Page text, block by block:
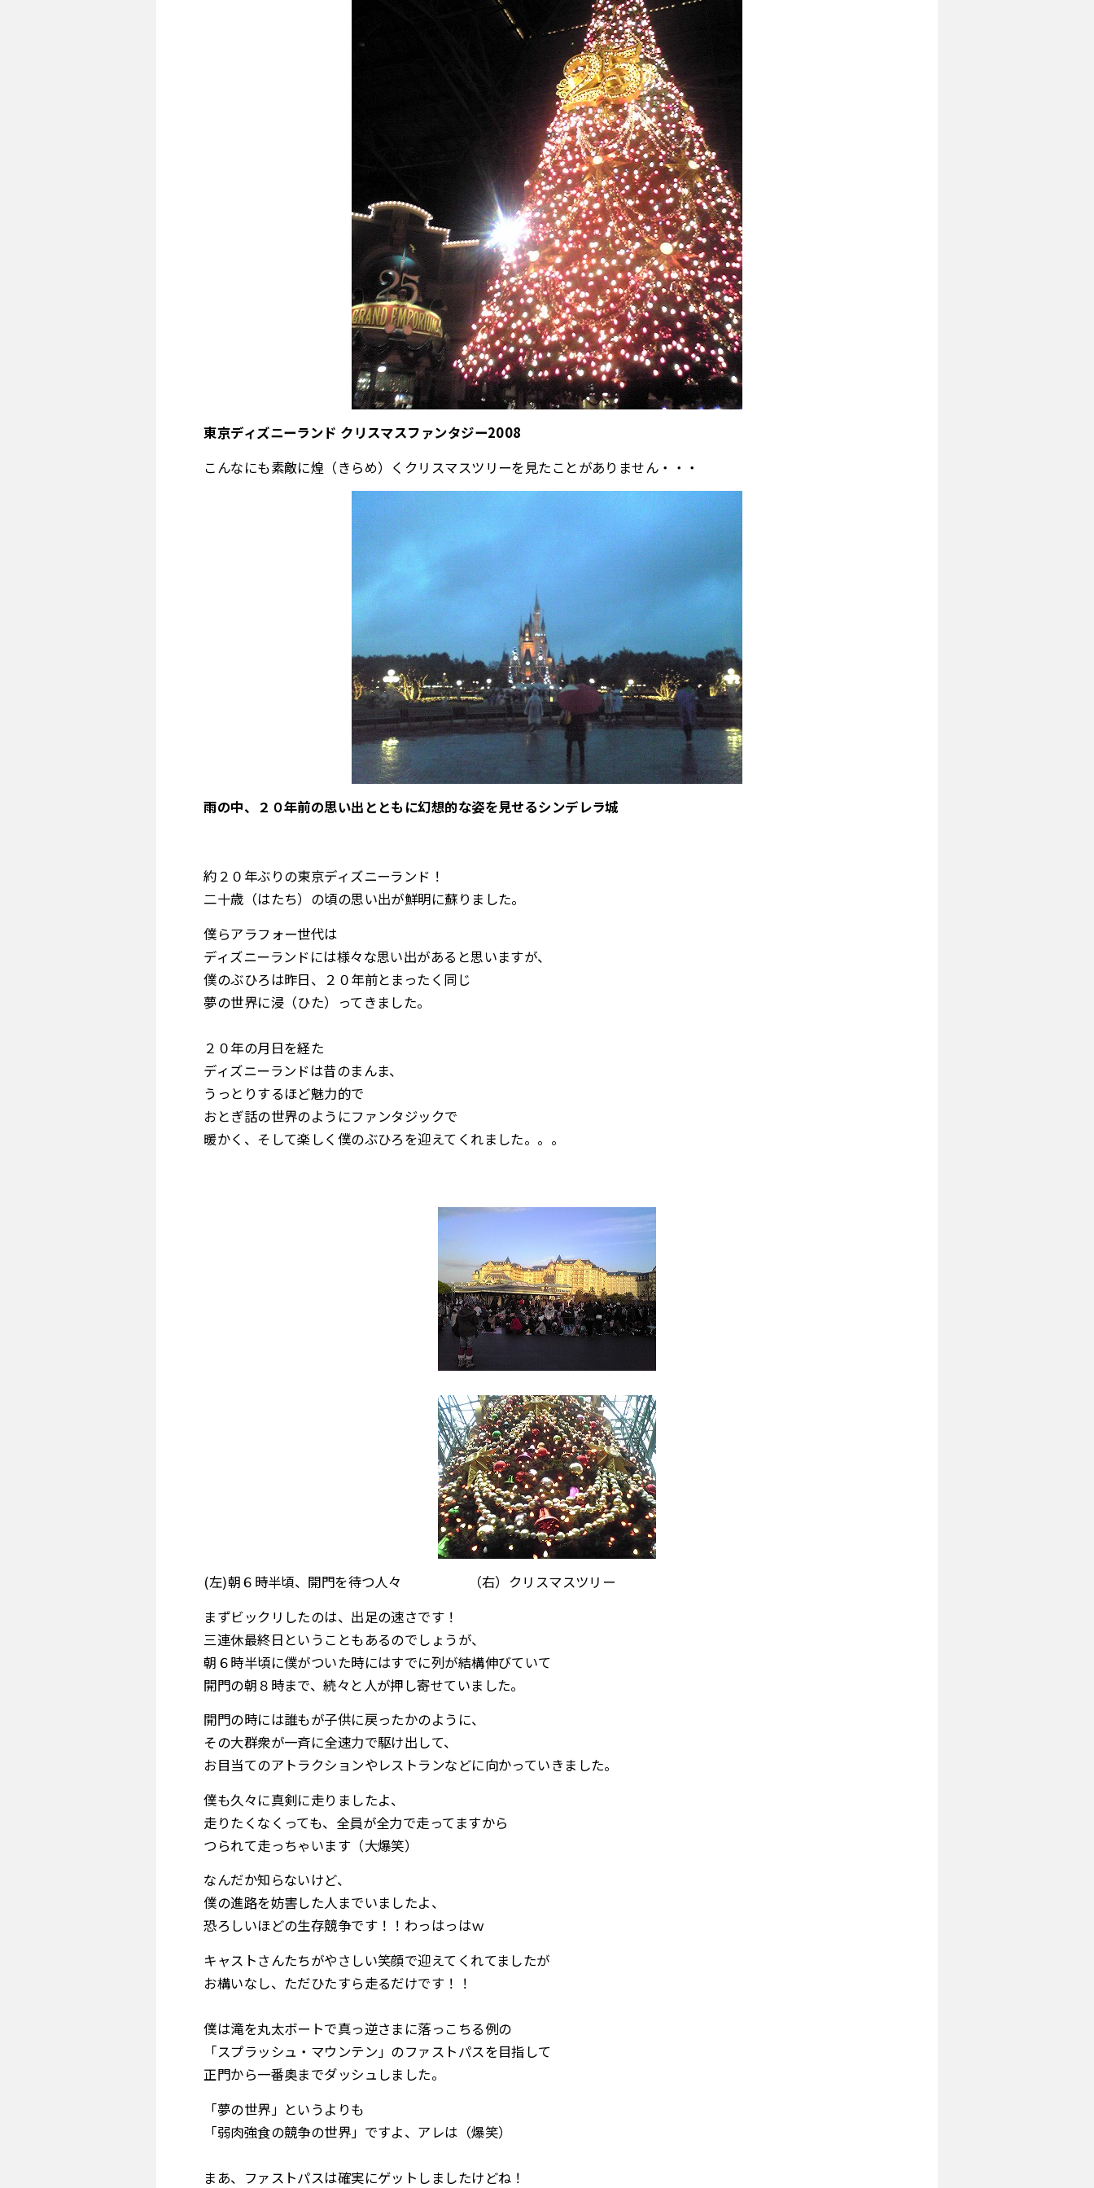
東京ディズニーランド クリスマスファンタジー2008
こんなにも素敵に煌（きらめ）くクリスマスツリーを見たことがありません・・・
雨の中、２０年前の思い出とともに幻想的な姿を見せるシンデレラ城
約２０年ぶりの東京ディズニーランド！
二十歳（はたち）の頃の思い出が鮮明に蘇りました。
僕らアラフォー世代は
ディズニーランドには様々な思い出があると思いますが、
僕のぶひろは昨日、２０年前とまったく同じ
夢の世界に浸（ひた）ってきました。
２０年の月日を経た
ディズニーランドは昔のまんま、
うっとりするほど魅力的で
おとぎ話の世界のようにファンタジックで
暖かく、そして楽しく僕のぶひろを迎えてくれました。。。
(左)朝６時半頃、開門を待つ人々 （右）クリスマスツリー
まずビックリしたのは、出足の速さです！
三連休最終日ということもあるのでしょうが、
朝６時半頃に僕がついた時にはすでに列が結構伸びていて
開門の朝８時まで、続々と人が押し寄せていました。
開門の時には誰もが子供に戻ったかのように、
その大群衆が一斉に全速力で駆け出して、
お目当てのアトラクションやレストランなどに向かっていきました。
僕も久々に真剣に走りましたよ、
走りたくなくっても、全員が全力で走ってますから
つられて走っちゃいます（大爆笑）
なんだか知らないけど、
僕の進路を妨害した人までいましたよ、
恐ろしいほどの生存競争です！！わっはっはｗ
キャストさんたちがやさしい笑顔で迎えてくれてましたが
お構いなし、ただひたすら走るだけです！！
僕は滝を丸太ボートで真っ逆さまに落っこちる例の
「スプラッシュ・マウンテン」のファストパスを目指して
正門から一番奥までダッシュしました。
「夢の世界」というよりも
「弱肉強食の競争の世界」ですよ、アレは（爆笑）
まあ、ファストパスは確実にゲットしましたけどね！